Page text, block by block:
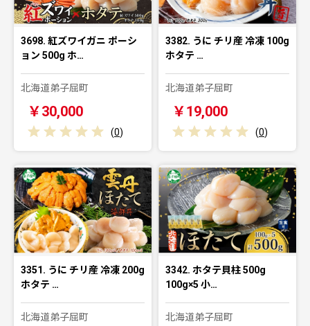
3698. 紅ズワイガニ ポーシ
ョン 500g ホ…
北海道弟子屈町
￥30,000
(0)
3382. うに チリ産 冷凍 100g
ホタテ …
北海道弟子屈町
￥19,000
(0)
3351. うに チリ産 冷凍 200g
ホタテ …
北海道弟子屈町
3342. ホタテ貝柱 500g
100g×5 小…
北海道弟子屈町